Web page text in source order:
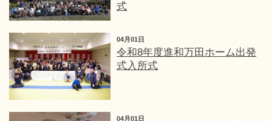
式
04月01日
令和8年度進和万田ホーム出発
式入所式
04月01日